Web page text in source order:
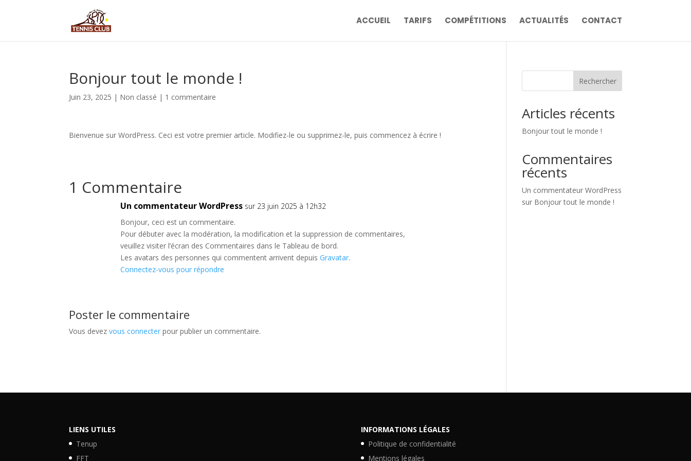
ACCUEIL TARIFS COMPÉTITIONS ACTUALITÉS CONTACT
Bonjour tout le monde !
Juin 23, 2025 | Non classé | 1 commentaire
Bienvenue sur WordPress. Ceci est votre premier article. Modifiez-le ou supprimez-le, puis commencez à écrire !
1 Commentaire
Un commentateur WordPress sur 23 juin 2025 à 12h32
Bonjour, ceci est un commentaire.
Pour débuter avec la modération, la modification et la suppression de commentaires,
veuillez visiter l’écran des Commentaires dans le Tableau de bord.
Les avatars des personnes qui commentent arrivent depuisGravatar.
Connectez-vous pour répondre
Poster le commentaire
Vous devezvous connecter pour publier un commentaire.
Rechercher
Articles récents
Bonjour tout le monde !
Commentaires
récents
Un commentateur WordPress
sur Bonjour tout le monde !
LIENS UTILES
Tenup
FFT
INFORMATIONS LÉGALES
Politique de confidentialité
Mentions légales